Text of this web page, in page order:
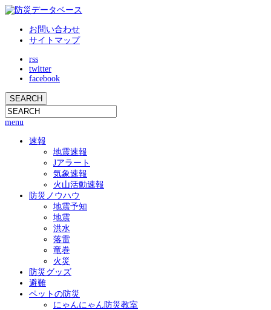
お問い合わせ
サイトマップ
rss
twitter
facebook
menu
速報
地震速報
Jアラート
気象速報
火山活動速報
防災ノウハウ
地震予知
地震
洪水
落雷
竜巻
火災
防災グッズ
避難
ペットの防災
にゃんにゃん防災教室